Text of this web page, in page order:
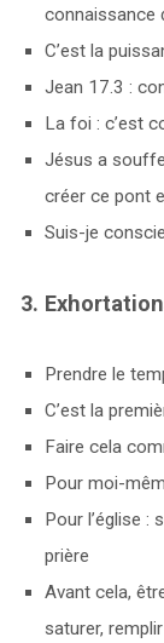
connaissance
C’est la
Jean 17.3 :
La foi : c’est
Jésus a
créer ce pont
Suis-je
3.
Prendre le
C’est la
Faire cela
Pour moi-
Pour l’église :
prière
Avant cela,
saturer,